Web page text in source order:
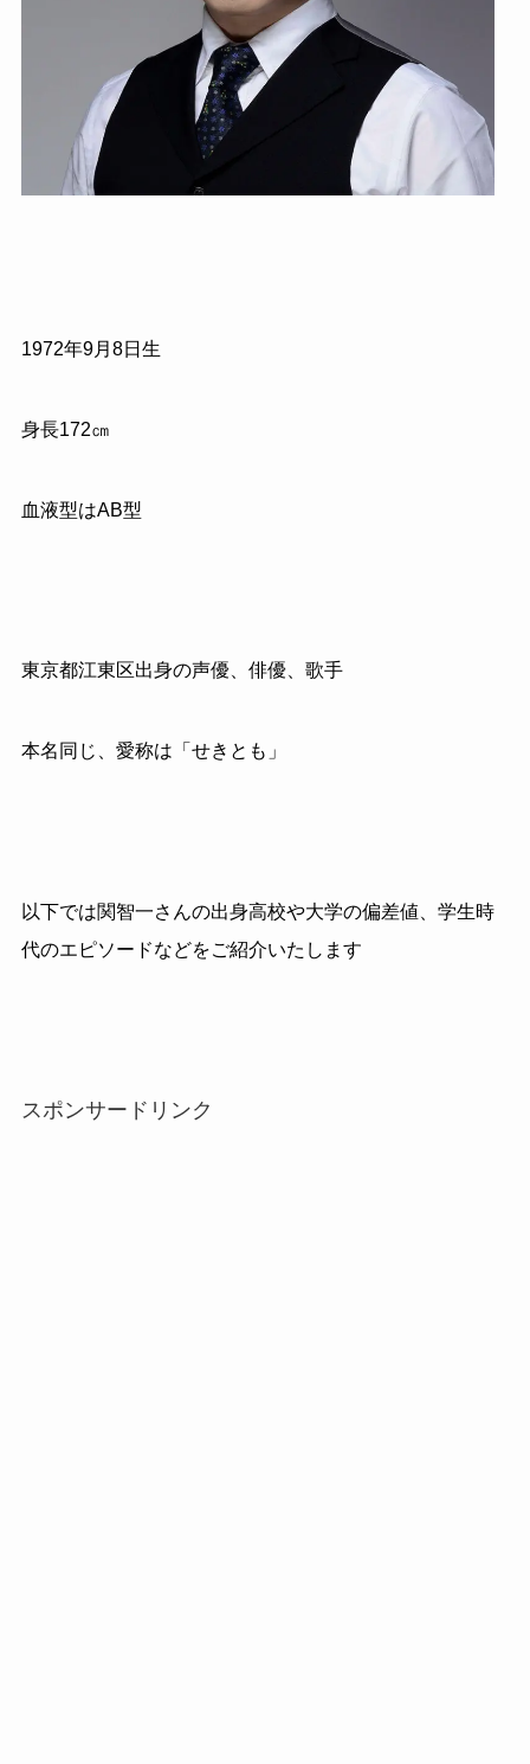
1972年9月8日生
身長172㎝
血液型はAB型
東京都江東区出身の声優、俳優、歌手
本名同じ、愛称は「せきとも」
以下では関智一さんの出身高校や大学の偏差値、学生時
代のエピソードなどをご紹介いたします
スポンサードリンク